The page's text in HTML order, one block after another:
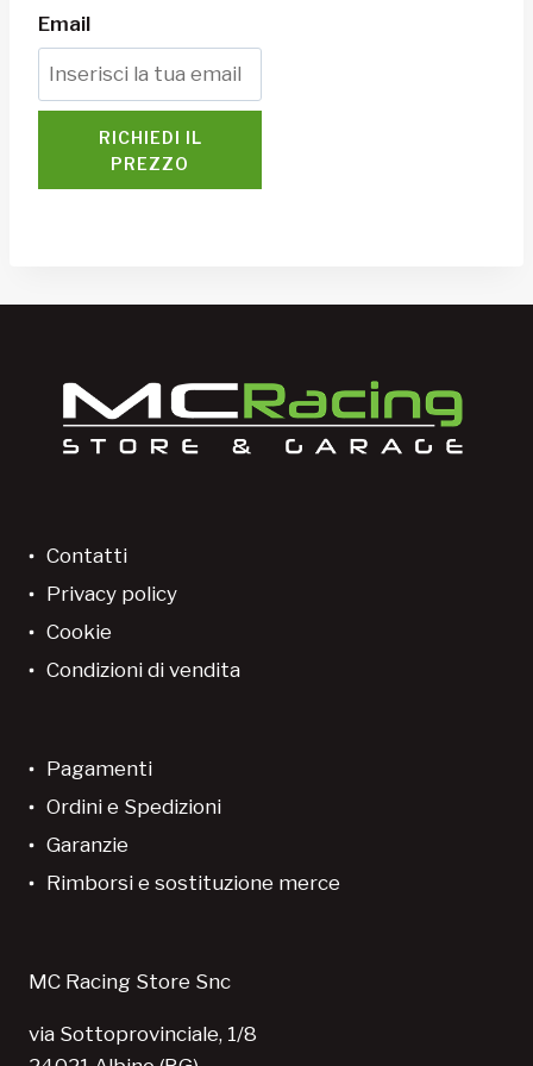
Email
RICHIEDI IL
PREZZO
Contatti
Privacy policy
Cookie
Condizioni di vendita
Pagamenti
Ordini e Spedizioni
Garanzie
Rimborsi e sostituzione merce
MC Racing Store Snc
via Sottoprovinciale, 1/8